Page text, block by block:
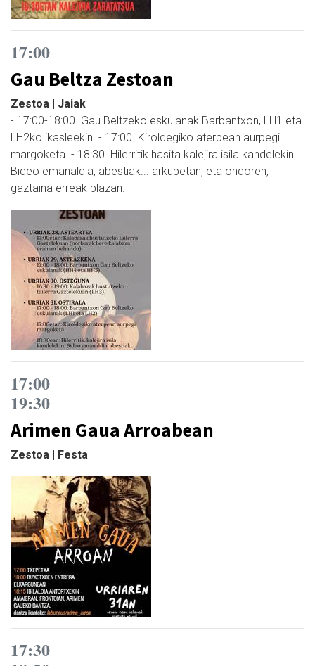
17:00
Gau Beltza Zestoan
Zestoa | Jaiak
- 17:00-18:00. Gau Beltzeko eskulanak Barbantxon, LH1 eta
LH2ko ikasleekin. - 17:00. Kiroldegiko aterpean aurpegi
margoketa. - 18:30. Hilerritik hasita kalejira isila kandelekin.
Bideo emanaldia, abestiak... arkupetan, eta ondoren,
gaztaina erreak plazan.
17:00
19:30
Arimen Gaua Arroabean
Zestoa | Festa
17:30